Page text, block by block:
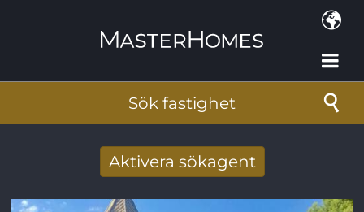
Sök fastighet
Aktivera sökagent